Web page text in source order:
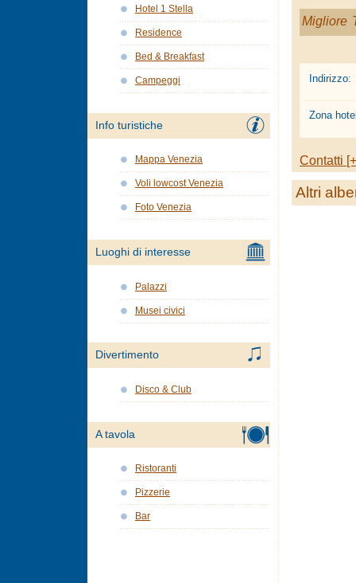
Migliore
Indirizzo:
Zona
Contatti
Altri
Hotel 1 Stella
Residence
Bed & Breakfast
Campeggi
Info turistiche
Mappa Venezia
Voli lowcost Venezia
Foto Venezia
Luoghi di interesse
Palazzi
Musei civici
Divertimento
Disco & Club
A tavola
Ristoranti
Pizzerie
Bar